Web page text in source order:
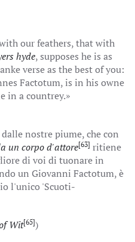
our feathers, that with
hyde, supposes he is as
verse as the best of you:
Factotum, is in his owne
in a countrey.»
nostre piume, che con
un corpo d'attore[63] ritiene
di voi di tuonare in
un Giovanni Factotum, è
l'unico 'Scuoti-
Wit[65])